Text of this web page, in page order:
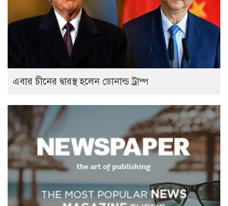
এবার চীনের দ্বারস্থ হলেন ডোনাল্ড ট্রাম্প